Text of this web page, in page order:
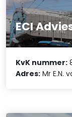
ECI
KvK nummer:
Adres: Mr E.N.